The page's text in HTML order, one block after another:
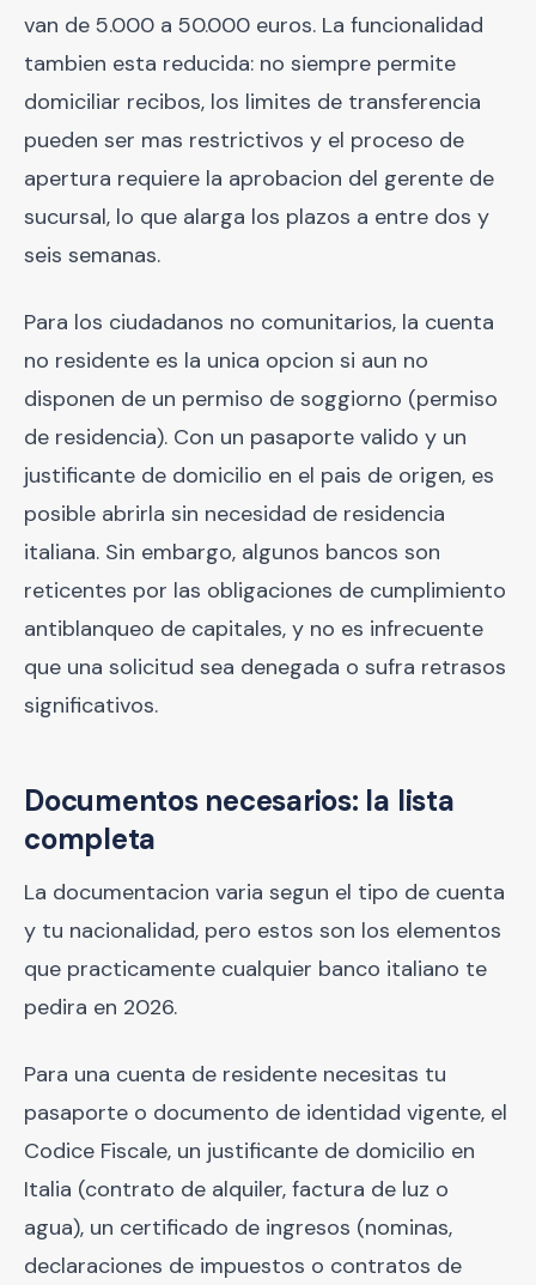
van de 5.000 a 50.000 euros. La funcionalidad
tambien esta reducida: no siempre permite
domiciliar recibos, los limites de transferencia
pueden ser mas restrictivos y el proceso de
apertura requiere la aprobacion del gerente de
sucursal, lo que alarga los plazos a entre dos y
seis semanas.
Para los ciudadanos no comunitarios, la cuenta
no residente es la unica opcion si aun no
disponen de un permiso de soggiorno (permiso
de residencia). Con un pasaporte valido y un
justificante de domicilio en el pais de origen, es
posible abrirla sin necesidad de residencia
italiana. Sin embargo, algunos bancos son
reticentes por las obligaciones de cumplimiento
antiblanqueo de capitales, y no es infrecuente
que una solicitud sea denegada o sufra retrasos
significativos.
Documentos necesarios: la lista
completa
La documentacion varia segun el tipo de cuenta
y tu nacionalidad, pero estos son los elementos
que practicamente cualquier banco italiano te
pedira en 2026.
Para una cuenta de residente necesitas tu
pasaporte o documento de identidad vigente, el
Codice Fiscale, un justificante de domicilio en
Italia (contrato de alquiler, factura de luz o
agua), un certificado de ingresos (nominas,
declaraciones de impuestos o contratos de